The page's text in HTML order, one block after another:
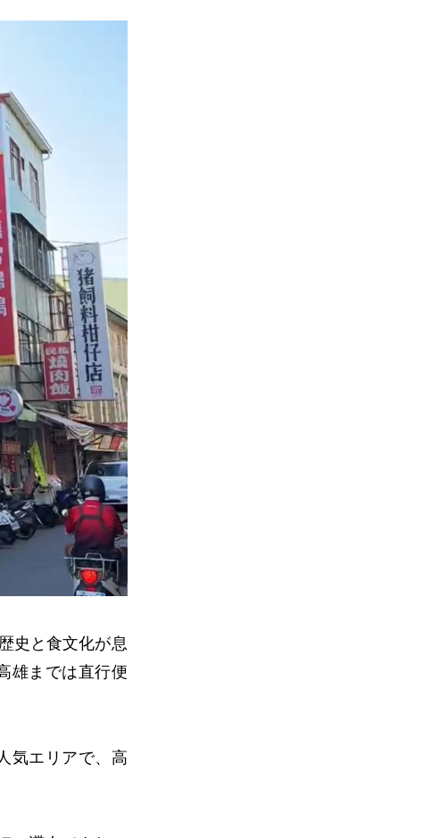
史と食文化が息
雄までは直行便
気エリアで、高